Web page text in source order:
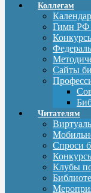
Коллегам
Гимн РФ
Сайты
Читателям
Спроси
Клубы